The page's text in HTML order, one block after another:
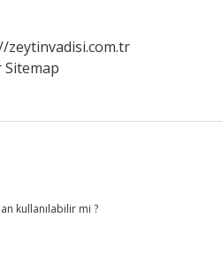
zeytinvadisi.com.tr
Sitemap
kullanılabilir mi ?